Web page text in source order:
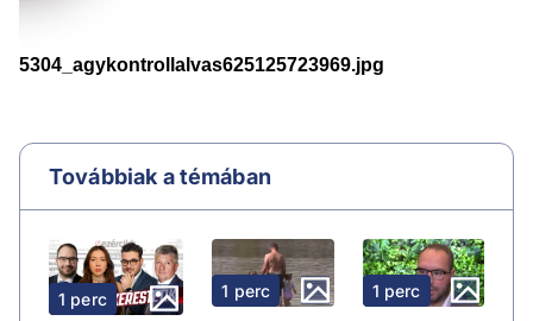
Továbbiak a témában
1 perc 1 perc 1 perc